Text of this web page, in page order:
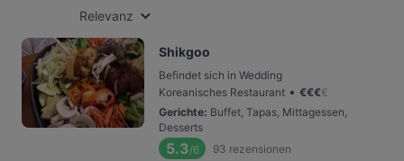
Relevanz
Shikgoo
Befindet sich in Wedding
Koreanisches Restaurant • €€€€
Gerichte: Buffet, Tapas, Mittagessen,
Desserts
5.3/6 93 rezensionen